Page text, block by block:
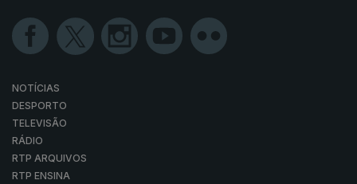
NOTÍCIAS
DESPORTO
TELEVISÃO
RÁDIO
RTP ARQUIVOS
RTP ENSINA